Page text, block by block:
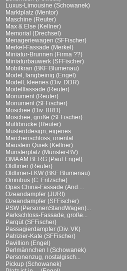
Luxus-Limousine (Schowanek)
Marktplatz (Mentor)
Maschine (Reuter)
Max & Else (Kellner)
Memorial (Drechsel)
Menageriewagen (SFFischer)
Merkel-Fassade (Merkel)
Miniatur-Brunnen (Firma ??)
Miniaturbauwerk (SFFischer)
Mobilkran (BKF Blumenau)
Model, langbeinig (Engel)
Modell, kleenes (Div. DDR)
Modellfassade (Reuter)
Monument (Reuter)
Monument (SFFischer)
Moschee (Div. BRD)
Moschee, große (SFFischer)
Multibrücke (Reuter)
Musterddesign, eigenes...
Märchenschloss, oriental....
Mäuslein Quiek (Kellner)
Münsterplatz (Münster-BV)
OMA AM BERG (Paul Engel)
Oldtimer (Reuter)
Oldtimer-LKW (BKF Blumenau)
Omnibus (C. Fritzsche)
Opas China-Fassade (And....
Ozeandampfer (JURI)
Ozeandampfer (SFFischer)
PSW (PersonenStandWagen)...
Parkschloss-Fassade, große...
Parqüt (SFFischer)
Passagierdampfer (Div. VK)
Patrizier-Kate (SFFischer)
Pavillion (Engel)
Perlmännchen I (Schowanek)
Personenzug, nostalgisch...
Pickup (Schowanek)